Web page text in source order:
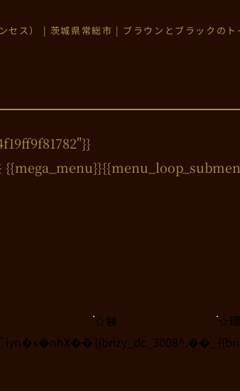
セス） | 茨城県常総市 | ブラウンとブラックの
☆躾
{{brizy_dc_3008^.��_
☆